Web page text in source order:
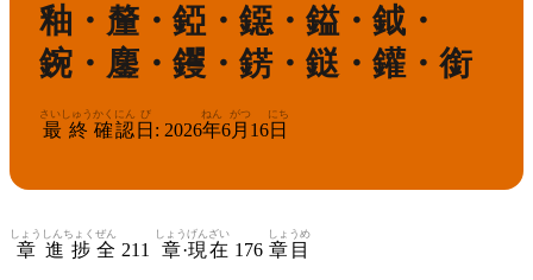
釉・釐・錏・鐚・鎰・鉞・
鋺・鏖・钁・錺・鎹・鑵・銜
最終
さいしゅう
確認
かくにん
日
び
: 2026年
ねん
6月
がつ
16日
にち
章
しょう
進捗
しんちょく
全
ぜん
211 章
しょう
·現在
げんざい
176 章目
しょうめ